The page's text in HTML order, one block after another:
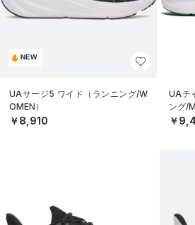
NEW
UAサージ5 ワイド（ランニング/W
OMEN）
￥8,910
UAチ
ング/
￥